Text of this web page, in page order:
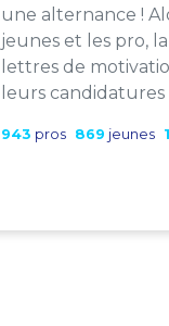
une alternance !
jeunes et les pro,
lettres de
leurs
943 pros 869 jeunes